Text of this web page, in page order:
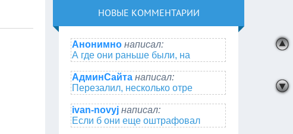
НОВЫЕ КОММЕНТАРИИ
Анонимно написал:
А где они раньше были, на
АдминСайта написал:
Перезалил, несколько отре
ivan-novyj написал:
Если б они еще оштрафовал